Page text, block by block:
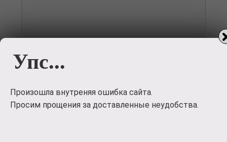
Отправить
Упс...
Произошла внутреняя ошибка сайта.
Просим прощения за доставленные неудобства.